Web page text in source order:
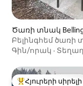
Ծառի տնակ
Բելինգհեմ
ջակուզի
Գին/որակ ·
Հյուրերի սիրելի